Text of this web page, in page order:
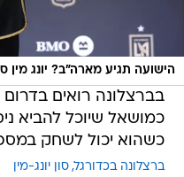
הישועה תגיע מארה"ב? יונג מין
בברצלונה רואים
כמושאל שיוכל להביא
כשהוא יכול לשחק
ברצלונה בכדורגל סון יונג-מין